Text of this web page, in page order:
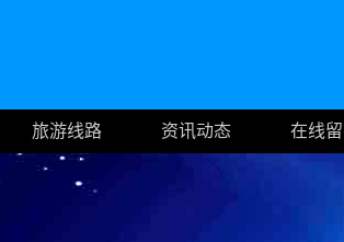
旅游线路 资讯动态 在线